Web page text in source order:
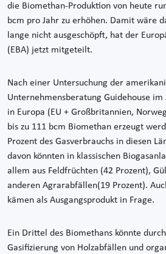
die Biomethan-Produktion von heute
bcm pro Jahr zu erhöhen. Damit wäre
lange nicht ausgeschöpft, hat der
(EBA) jetzt mitgeteilt.
Nach einer Untersuchung der
Unternehmensberatung Guidehouse im
in Europa (EU + Großbritannien,
bis zu 111 bcm Biomethan erzeugt
Prozent des Gasverbrauchs in diesen
davon könnten in klassischen
allem aus Feldfrüchten (42 Prozent),
anderen Agrarabfällen(19 Prozent).
kämen als Ausgangsprodukt in Frage.
Ein Drittel des Biomethans könnte
Gasifizierung von Holzabfällen und